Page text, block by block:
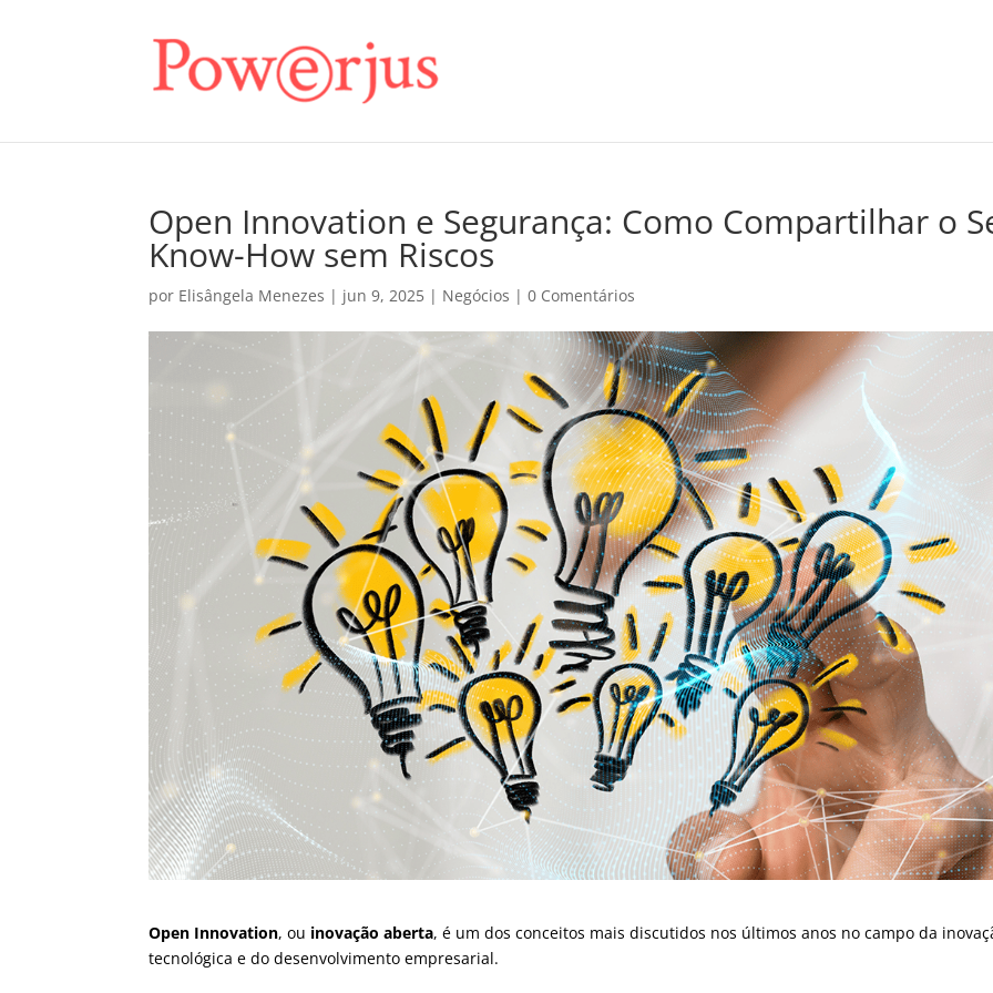
Open Innovation e Segurança: Como Compartilhar o
Know-How sem Riscos
por Elisângela Menezes | jun 9, 2025 | Negócios |0 Comentários
Open Innovation, ou inovação aberta, é um dos conceitos mais discutidos nos últimos anos no campo da
tecnológica e do desenvolvimento empresarial.